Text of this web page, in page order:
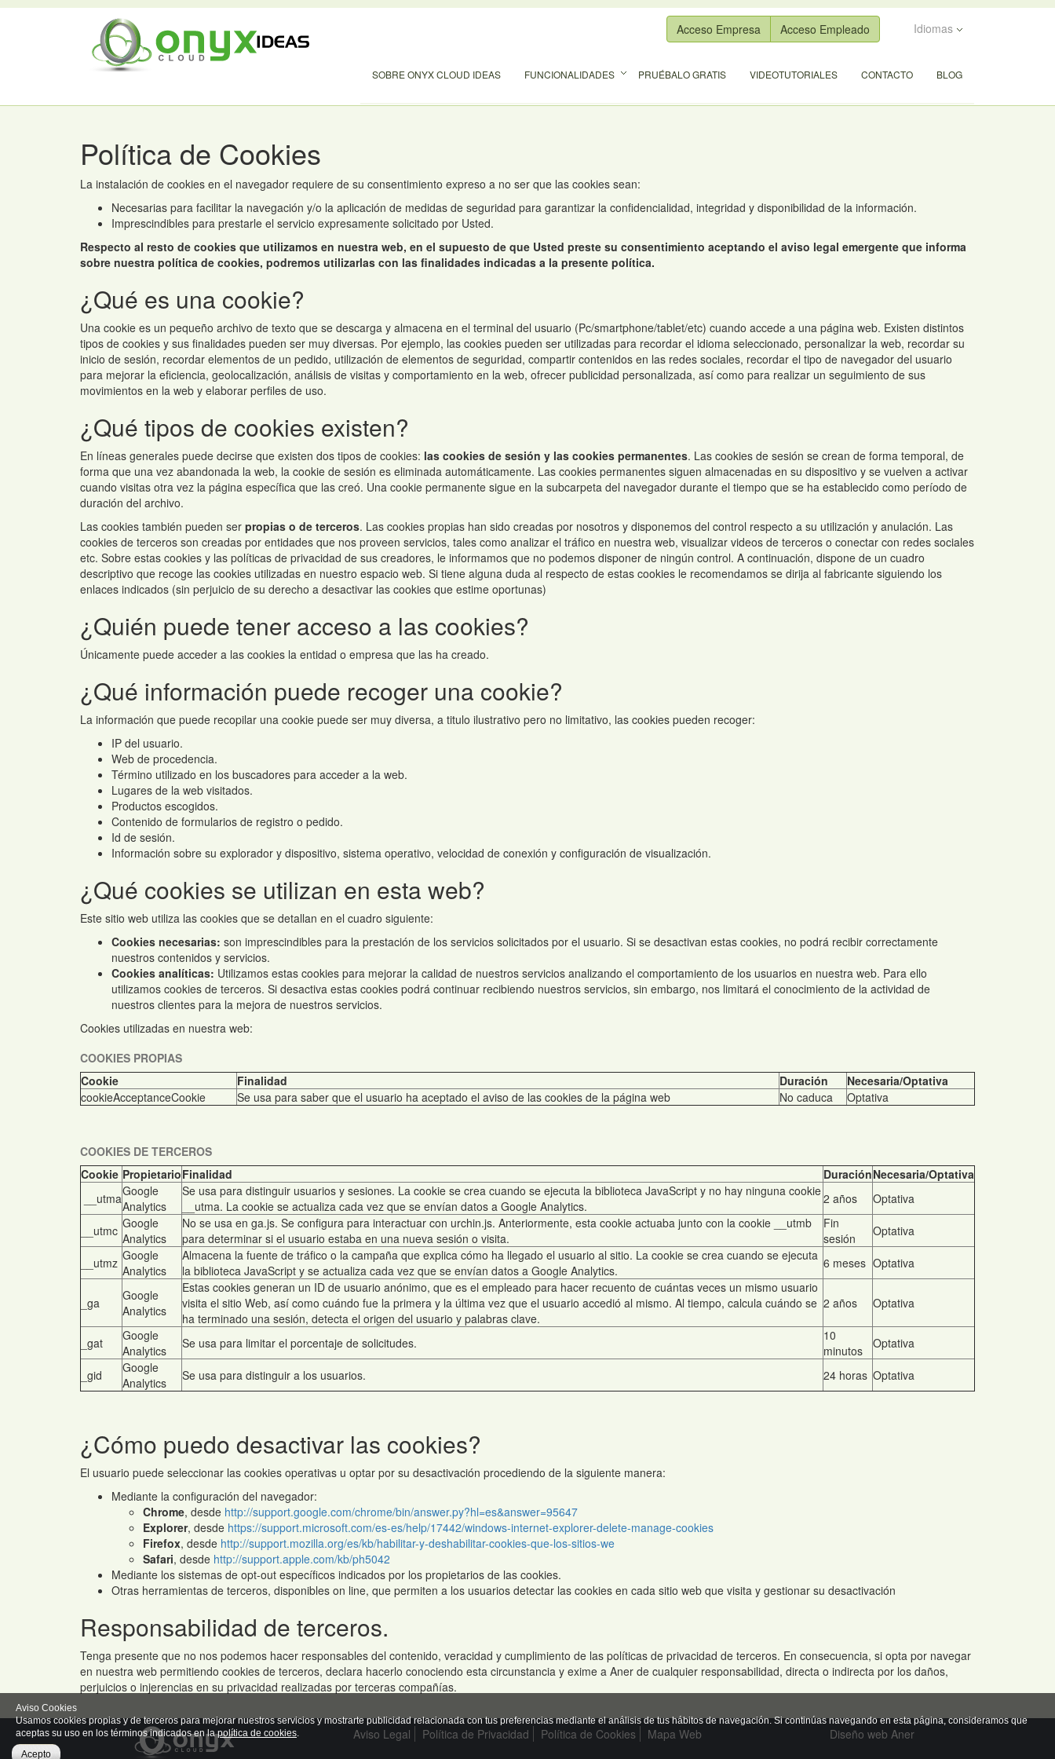
Idiomas
Acceso Empresa Acceso Empleado
SOBRE ONYX CLOUD IDEAS FUNCIONALIDADES PRUÉBALO GRATIS VIDEOTUTORIALES CONTACTO BLOG
Política de Cookies
La instalación de cookies en el navegador requiere de su consentimiento expreso a no ser que las cookies sean:
Necesarias para facilitar la navegación y/o la aplicación de medidas de seguridad para garantizar la confidencialidad, integridad y disponibilidad de la información.
Imprescindibles para prestarle el servicio expresamente solicitado por Usted.
Respecto al resto de cookies que utilizamos en nuestra web, en el supuesto de que Usted preste su consentimiento aceptando el aviso legal emergente que informa
sobre nuestra política de cookies, podremos utilizarlas con las finalidades indicadas a la presente política.
¿Qué es una cookie?
Una cookie es un pequeño archivo de texto que se descarga y almacena en el terminal del usuario (Pc/smartphone/tablet/etc) cuando accede a una página web. Existen distintos
tipos de cookies y sus finalidades pueden ser muy diversas. Por ejemplo, las cookies pueden ser utilizadas para recordar el idioma seleccionado, personalizar la web, recordar su
inicio de sesión, recordar elementos de un pedido, utilización de elementos de seguridad, compartir contenidos en las redes sociales, recordar el tipo de navegador del usuario
para mejorar la eficiencia, geolocalización, análisis de visitas y comportamiento en la web, ofrecer publicidad personalizada, así como para realizar un seguimiento de sus
movimientos en la web y elaborar perfiles de uso.
¿Qué tipos de cookies existen?
En líneas generales puede decirse que existen dos tipos de cookies: las cookies de sesión y las cookies permanentes. Las cookies de sesión se crean de forma temporal, de
forma que una vez abandonada la web, la cookie de sesión es eliminada automáticamente. Las cookies permanentes siguen almacenadas en su dispositivo y se vuelven a activar
cuando visitas otra vez la página específica que las creó. Una cookie permanente sigue en la subcarpeta del navegador durante el tiempo que se ha establecido como período de
duración del archivo.
Las cookies también pueden ser propias o de terceros. Las cookies propias han sido creadas por nosotros y disponemos del control respecto a su utilización y anulación. Las
cookies de terceros son creadas por entidades que nos proveen servicios, tales como analizar el tráfico en nuestra web, visualizar videos de terceros o conectar con redes sociales
etc. Sobre estas cookies y las políticas de privacidad de sus creadores, le informamos que no podemos disponer de ningún control. A continuación, dispone de un cuadro
descriptivo que recoge las cookies utilizadas en nuestro espacio web. Si tiene alguna duda al respecto de estas cookies le recomendamos se dirija al fabricante siguiendo los
enlaces indicados (sin perjuicio de su derecho a desactivar las cookies que estime oportunas)
¿Quién puede tener acceso a las cookies?
Únicamente puede acceder a las cookies la entidad o empresa que las ha creado.
¿Qué información puede recoger una cookie?
La información que puede recopilar una cookie puede ser muy diversa, a titulo ilustrativo pero no limitativo, las cookies pueden recoger:
IP del usuario.
Web de procedencia.
Término utilizado en los buscadores para acceder a la web.
Lugares de la web visitados.
Productos escogidos.
Contenido de formularios de registro o pedido.
Id de sesión.
Información sobre su explorador y dispositivo, sistema operativo, velocidad de conexión y configuración de visualización.
¿Qué cookies se utilizan en esta web?
Este sitio web utiliza las cookies que se detallan en el cuadro siguiente:
Cookies necesarias: son imprescindibles para la prestación de los servicios solicitados por el usuario. Si se desactivan estas cookies, no podrá recibir correctamente
nuestros contenidos y servicios.
Cookies analíticas: Utilizamos estas cookies para mejorar la calidad de nuestros servicios analizando el comportamiento de los usuarios en nuestra web. Para ello
utilizamos cookies de terceros. Si desactiva estas cookies podrá continuar recibiendo nuestros servicios, sin embargo, nos limitará el conocimiento de la actividad de
nuestros clientes para la mejora de nuestros servicios.
Cookies utilizadas en nuestra web:
COOKIES PROPIAS
Cookie
Finalidad Duración
Necesaria/Optativa
cookieAcceptanceCookie
Se usa para saber que el usuario ha aceptado el aviso de las cookies de la página web No caduca Optativa
COOKIES DE TERCEROS
Cookie PropietarioFinalidad DuraciónNecesaria/Optativa
__utmaGoogle
Analytics
Se usa para distinguir usuarios y sesiones. La cookie se crea cuando se ejecuta la biblioteca JavaScript y no hay ninguna cookie
__utma. La cookie se actualiza cada vez que se envían datos a Google Analytics.
2 años Optativa
__utmc Google
Analytics
No se usa en ga.js. Se configura para interactuar con urchin.js. Anteriormente, esta cookie actuaba junto con la cookie __utmb
para determinar si el usuario estaba en una nueva sesión o visita.
Fin
sesión
Optativa
__utmz Google
Analytics
Almacena la fuente de tráfico o la campaña que explica cómo ha llegado el usuario al sitio. La cookie se crea cuando se ejecuta
la biblioteca JavaScript y se actualiza cada vez que se envían datos a Google Analytics.
6 meses Optativa
_ga
Google
Analytics
Estas cookies generan un ID de usuario anónimo, que es el empleado para hacer recuento de cuántas veces un mismo usuario
visita el sitio Web, así como cuándo fue la primera y la última vez que el usuario accedió al mismo. Al tiempo, calcula cuándo se
ha terminado una sesión, detecta el origen del usuario y palabras clave.
2 años Optativa
_gat
Google
Analytics
Se usa para limitar el porcentaje de solicitudes.
10
minutos
Optativa
_gid
Google
Analytics
Se usa para distinguir a los usuarios. 24 horas Optativa
¿Cómo puedo desactivar las cookies?
El usuario puede seleccionar las cookies operativas u optar por su desactivación procediendo de la siguiente manera:
Mediante la configuración del navegador:
Chrome, desde http://support.google.com/chrome/bin/answer.py?hl=es&answer=95647
Explorer, desde https://support.microsoft.com/es-es/help/17442/windows-internet-explorer-delete-manage-cookies
Firefox, desde http://support.mozilla.org/es/kb/habilitar-y-deshabilitar-cookies-que-los-sitios-we
Safari, desde http://support.apple.com/kb/ph5042
Mediante los sistemas de opt-out específicos indicados por los propietarios de las cookies.
Otras herramientas de terceros, disponibles on line, que permiten a los usuarios detectar las cookies en cada sitio web que visita y gestionar su desactivación
Responsabilidad de terceros.
Tenga presente que no nos podemos hacer responsables del contenido, veracidad y cumplimiento de las políticas de privacidad de terceros. En consecuencia, si opta por navegar
en nuestra web permitiendo cookies de terceros, declara hacerlo conociendo esta circunstancia y exime a Aner de cualquier responsabilidad, directa o indirecta por los daños,
perjuicios o injerencias en su privacidad realizadas por terceras compañías.
Aviso Legal Política de Privacidad Política de Cookies Mapa Web Diseño web Aner
Aviso Cookies
Usamos cookies propias y de terceros para mejorar nuestros servicios y mostrarte publicidad relacionada con tus preferencias mediante el análisis de tus hábitos de navegación. Si continúas navegando en esta página, consideramos que
aceptas su uso en los términos indicados en lapolítica de cookies.
Acepto